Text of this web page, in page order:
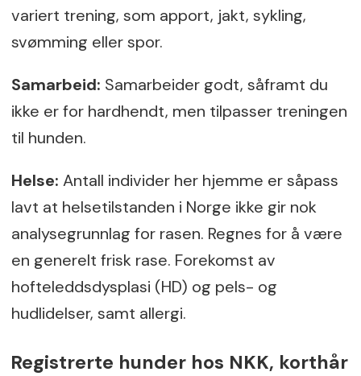
variert trening, som apport, jakt, sykling,
svømming eller spor.
Samarbeid: Samarbeider godt, såframt du
ikke er for hardhendt, men tilpasser treningen
til hunden.
Helse: Antall individer her hjemme er såpass
lavt at helsetilstanden i Norge ikke gir nok
analysegrunnlag for rasen. Regnes for å være
en generelt frisk rase. Forekomst av
hofteleddsdysplasi (HD) og pels- og
hudlidelser, samt allergi.
Registrerte hunder hos NKK, korthår